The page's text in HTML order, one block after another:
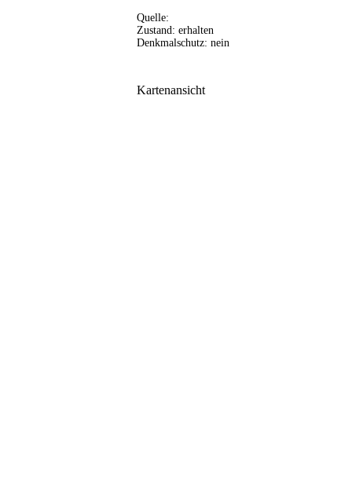
Quelle:
Zustand: erhalten
Denkmalschutz: nein
Kartenansicht